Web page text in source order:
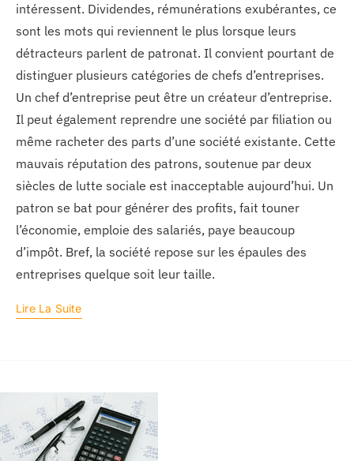
intéressent. Dividendes, rémunérations exubérantes, ce
sont les mots qui reviennent le plus lorsque leurs
détracteurs parlent de patronat. Il convient pourtant de
distinguer plusieurs catégories de chefs d’entreprises.
Un chef d’entreprise peut être un créateur d’entreprise.
Il peut également reprendre une société par filiation ou
même racheter des parts d’une société existante. Cette
mauvais réputation des patrons, soutenue par deux
siècles de lutte sociale est inacceptable aujourd’hui. Un
patron se bat pour générer des profits, fait touner
l’économie, emploie des salariés, paye beaucoup
d’impôt. Bref, la société repose sur les épaules des
entreprises quelque soit leur taille.
Lire La Suite